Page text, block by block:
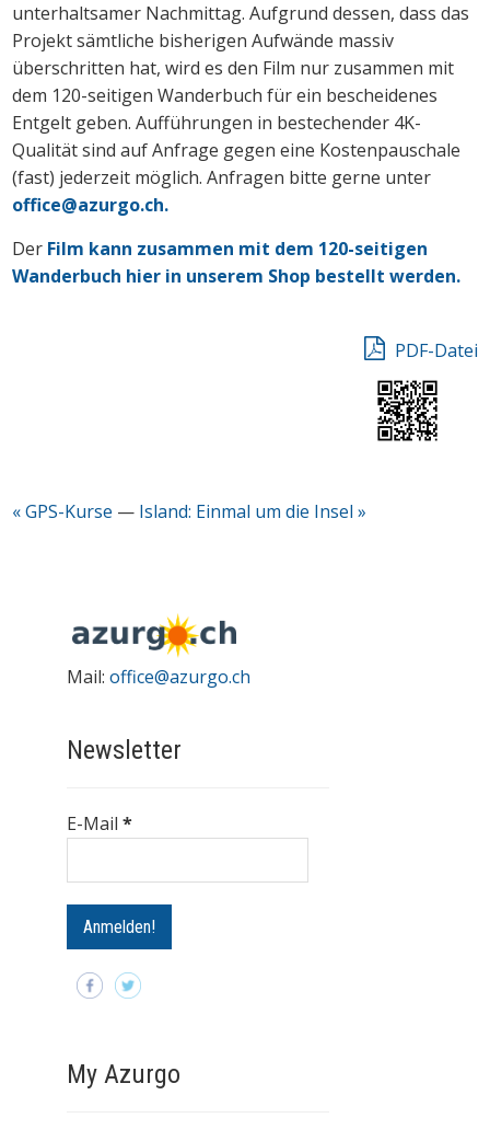
unterhaltsamer Nachmittag. Aufgrund dessen, dass das
Projekt sämtliche bisherigen Aufwände massiv
überschritten hat, wird es den Film nur zusammen mit
dem 120-seitigen Wanderbuch für ein bescheidenes
Entgelt geben. Aufführungen in bestechender 4K-
Qualität sind auf Anfrage gegen eine Kostenpauschale
(fast) jederzeit möglich. Anfragen bitte gerne unter
office@azurgo.ch.
Der Film kann zusammen mit dem 120-seitigen
Wanderbuch hier in unserem Shop bestellt werden.
PDF-Datei
« GPS-Kurse — Island: Einmal um die Insel »
Mail:office@azurgo.ch
Newsletter
E-Mail*
My Azurgo